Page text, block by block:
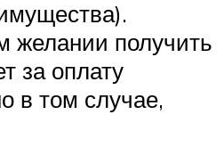
желании получить
за оплату
в том случае,